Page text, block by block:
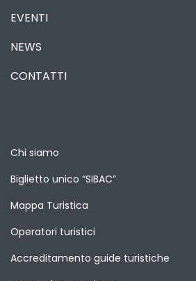
EVENTI
NEWS
CONTATTI
Chi siamo
Biglietto unico “SIBAC”
Mappa Turistica
Operatori turistici
Accreditamento guide turistiche